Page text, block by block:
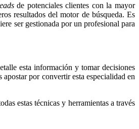
de potenciales clientes con la mayor
resultados del motor de búsqueda. Es
ser gestionada por un profesional para
esta información y tomar decisiones
por convertir esta especialidad en
estas técnicas y herramientas a través